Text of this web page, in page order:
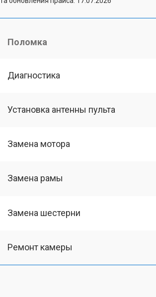
Поломка
Диагностика
Установка антенны пульта
Замена мотора
Замена рамы
Замена шестерни
Ремонт камеры